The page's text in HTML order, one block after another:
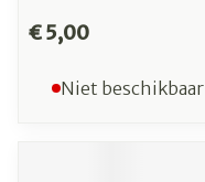
€ 5,00
Niet beschikbaar